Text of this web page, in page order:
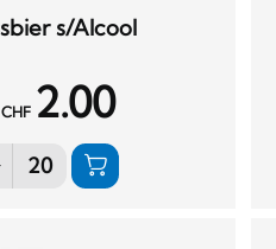
s/Alcool
CHF 2.00